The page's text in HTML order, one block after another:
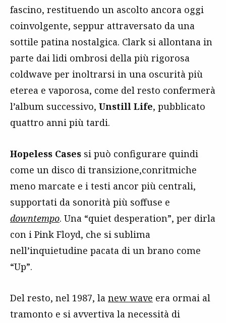
fascino, restituendo un ascolto ancora oggi
coinvolgente, seppur attraversato da una
sottile patina nostalgica. Clark si allontana in
parte dai lidi ombrosi della più rigorosa
coldwave per inoltrarsi in una oscurità più
eterea e vaporosa, come del resto confermerà
l’album successivo, Unstill Life, pubblicato
quattro anni più tardi.
Hopeless Cases si può configurare quindi
come un disco di transizione,conritmiche
meno marcate e i testi ancor più centrali,
supportati da sonorità più soffuse e
downtempo. Una “quiet desperation”, per dirla
con i Pink Floyd, che si sublima
nell’inquietudine pacata di un brano come
“Up”.
Del resto, nel 1987, la new wave era ormai al
tramonto e si avvertiva la necessità di